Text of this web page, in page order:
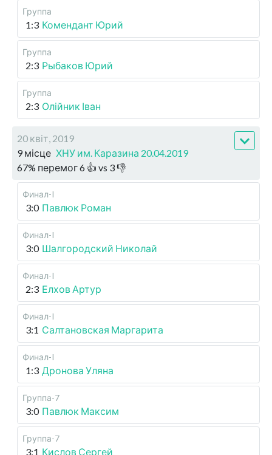
Группа
1:3 Комендант Юрий
Группа
2:3 Рыбаков Юрий
Группа
2:3 Олійник Іван
20 квіт, 2019
9 місце ХНУ им. Каразина 20.04.2019
67% перемог6 👍 vs 3👎
Финал-I
3:0 Павлюк Роман
Финал-I
3:0 Шалгородский Николай
Финал-I
2:3 Елхов Артур
Финал-I
3:1 Салтановская Маргарита
Финал-I
1:3 Дронова Уляна
Группа-7
3:0 Павлюк Максим
Группа-7
3:1 Кислов Сергей